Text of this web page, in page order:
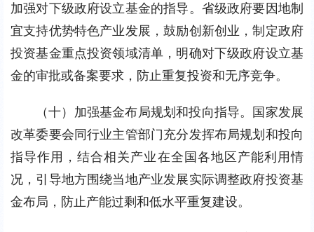
加强对下级政府设立基金的指导。省级政府要因地制
宜支持优势特色产业发展，鼓励创新创业，制定政府
投资基金重点投资领域清单，明确对下级政府设立基
金的审批或备案要求，防止重复投资和无序竞争。
（十）加强基金布局规划和投向指导。国家发展
改革委要会同行业主管部门充分发挥布局规划和投向
指导作用，结合相关产业在全国各地区产能利用情
况，引导地方围绕当地产业发展实际调整政府投资基
金布局，防止产能过剩和低水平重复建设。